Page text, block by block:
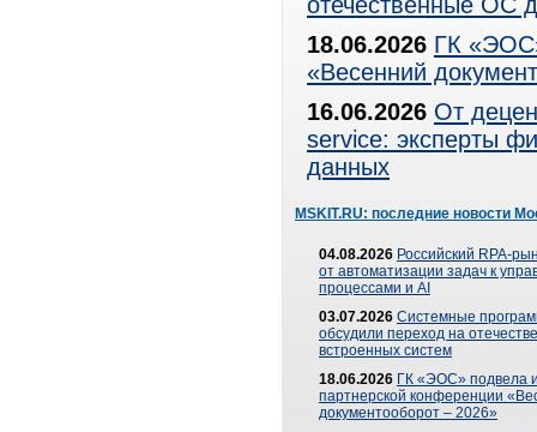
18.06.2026 ГК
«Весенний
16.06.2026 От
service: эксперты
данных
MSKIT.RU: последние новости
04.08.2026 Российский RPA-
от автоматизации задач к
процессами и AI
03.07.2026 Системные
обсудили переход на
встроенных систем
18.06.2026 ГК «ЭОС» подвела
партнерской конференции
документооборот – 2026»